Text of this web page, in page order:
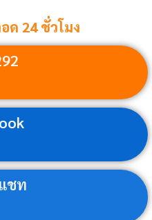
ด 24 ชั่วโมง
ชท